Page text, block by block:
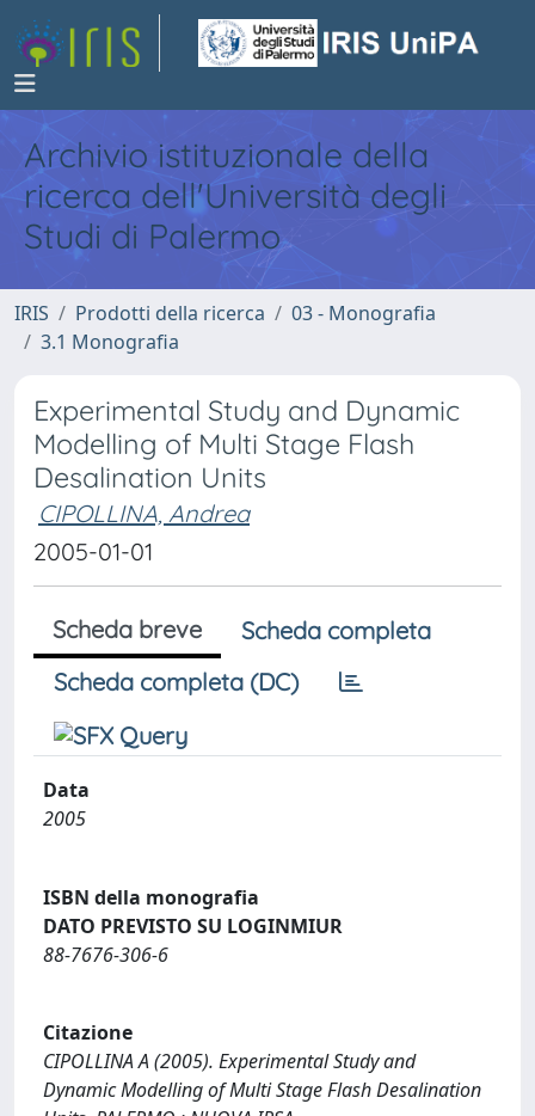
Archivio istituzionale della
ricerca dell'Università degli
Studi di Palermo
IRIS Prodotti della ricerca
03 - Monografia
3.1 Monografia
Experimental Study and Dynamic
Modelling of Multi Stage Flash
Desalination Units
CIPOLLINA, Andrea
2005-01-01
Scheda breve
Scheda completa
Scheda completa (DC)
Data
2005
ISBN della monografia
DATO PREVISTO SU LOGINMIUR
88-7676-306-6
Citazione
CIPOLLINA A (2005). Experimental Study and
Dynamic Modelling of Multi Stage Flash Desalination